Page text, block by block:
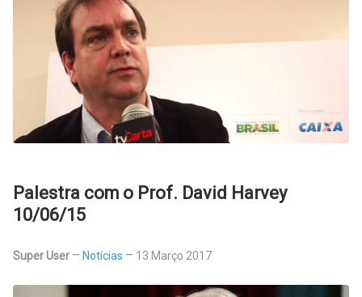
Palestra com o Prof. David Harvey
10/06/15
Super User Notícias 13 Março 2017